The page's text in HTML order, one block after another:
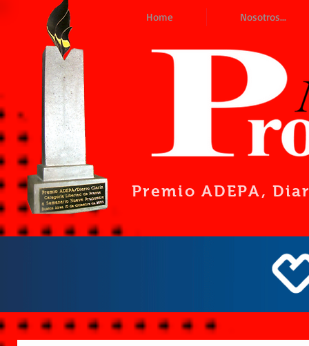
Home Nosotros...
Premio ADEPA,